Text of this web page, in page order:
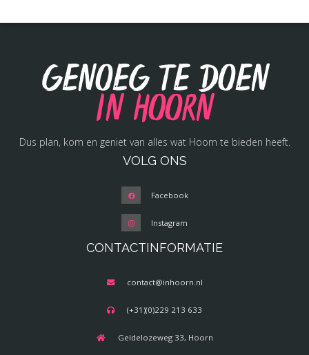
Genoeg te doen
in Hoorn
Dus plan, kom en geniet van alles wat Hoorn te bieden heeft.
VOLG ONS
Facebook
Instagram
CONTACTINFORMATIE
contact@inhoorn.nl
(+31)(0)229 213 633
Geldelozeweg 33, Hoorn